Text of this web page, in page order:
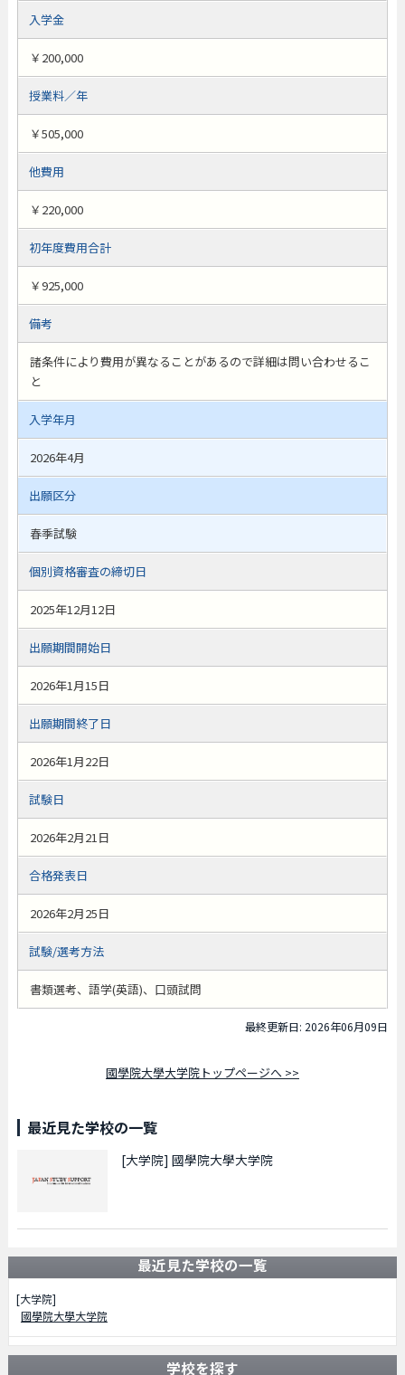
入学金
￥200,000
授業料／年
￥505,000
他費用
￥220,000
初年度費用合計
￥925,000
備考
諸条件により費用が異なることがあるので詳細は問い合わせるこ
と
入学年月
2026年4月
出願区分
春季試験
個別資格審査の締切日
2025年12月12日
出願期間開始日
2026年1月15日
出願期間終了日
2026年1月22日
試験日
2026年2月21日
合格発表日
2026年2月25日
試験/選考方法
書類選考、語学(英語)、口頭試問
最終更新日: 2026年06月09日
國學院大學大学院トップページへ >>
最近見た学校の一覧
[大学院] 國學院大學大学院
最近見た学校の一覧
[大学院]
國學院大學大学院
学校を探す